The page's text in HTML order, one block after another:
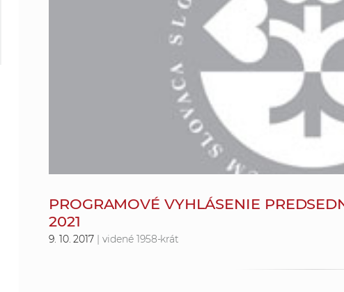
PROGRAMOVÉ VYHLÁSENIE
2021
9. 10. 2017 | videné 1958-krát